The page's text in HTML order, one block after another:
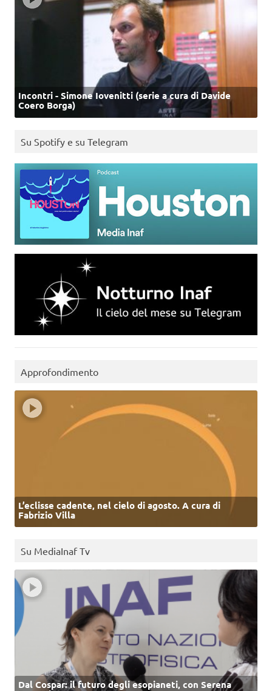
Incontri - Simone Iovenitti (serie a cura di Davide
Coero Borga)
Su Spotify e su Telegram
Approfondimento
L’eclisse cadente, nel cielo di agosto. A cura di
Fabrizio Villa
Su MediaInaf Tv
Dal Cospar: il futuro degli esopianeti, con Serena